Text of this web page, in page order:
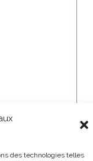
des technologies telles